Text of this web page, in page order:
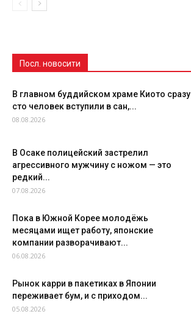
Посл. новосити
В главном буддийском храме Киото сразу
сто человек вступили в сан,...
08.08.2026
В Осаке полицейский застрелил
агрессивного мужчину с ножом — это
редкий...
07.08.2026
Пока в Южной Корее молодёжь
месяцами ищет работу, японские
компании разворачивают...
06.08.2026
Рынок карри в пакетиках в Японии
переживает бум, и с приходом...
05.08.2026